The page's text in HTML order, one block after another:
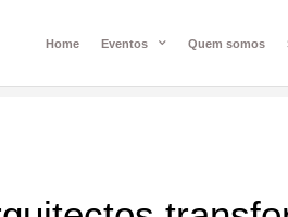
Home Eventos Quem somos